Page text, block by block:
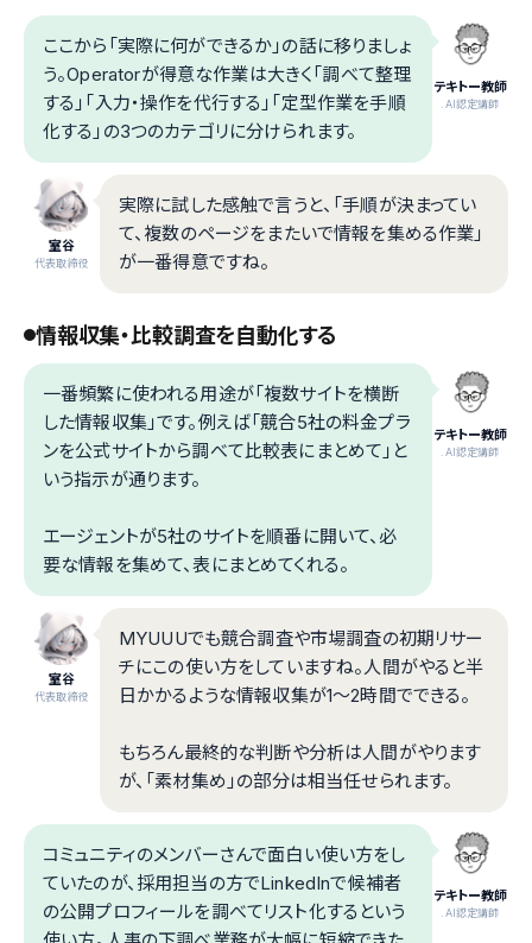
テキトー教師
.AI認定講師
ここから「実際に何ができるか」の話に移りましょ
う。Operatorが得意な作業は大きく「調べて整理
する」「入力・操作を代行する」「定型作業を手順
化する」の3つのカテゴリに分けられます。
室谷
代表取締役
実際に試した感触で言うと、「手順が決まってい
て、複数のページをまたいで情報を集める作業」
が一番得意ですね。
情報収集・比較調査を自動化する
テキトー教師
.AI認定講師
一番頻繁に使われる用途が「複数サイトを横断
した情報収集」です。例えば「競合5社の料金プラ
ンを公式サイトから調べて比較表にまとめて」と
いう指示が通ります。
エージェントが5社のサイトを順番に開いて、必
要な情報を集めて、表にまとめてくれる。
室谷
代表取締役
MYUUUでも競合調査や市場調査の初期リサー
チにこの使い方をしていますね。人間がやると半
日かかるような情報収集が1〜2時間でできる。
もちろん最終的な判断や分析は人間がやります
が、「素材集め」の部分は相当任せられます。
テキトー教師
.AI認定講師
コミュニティのメンバーさんで面白い使い方をし
ていたのが、採用担当の方でLinkedInで候補者
の公開プロフィールを調べてリスト化するという